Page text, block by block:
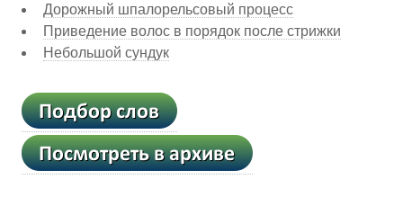
Дорожный шпалорельсовый процесс
Приведение волос в порядок после стрижки
Небольшой сундук